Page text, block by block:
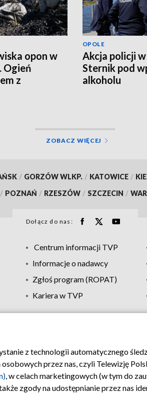
opon w
Ogień
z
OPOLE
Akcja policji
Sternik pod
alkoholu
ZOBACZ WIĘCEJ
/ GORZÓW WLKP. / KATOWICE /
/ POZNAŃ / RZESZÓW / SZCZECIN /
Dołącz do nas:
Centrum informacji TVP
Informacje o nadawcy
Zgłoś program (ROPAT)
Kariera w TVP
Moje zgody Pomoc
z technologii automatycznego
przez nas, czyli Telewizję
, w celach marketingowych (w tym do
zgody na udostępnianie przez nas